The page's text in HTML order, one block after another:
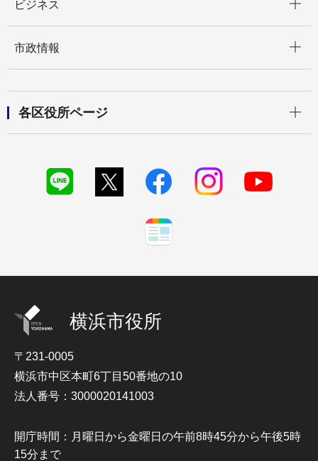
ビジネス
市政情報
各区役所ページ
横浜市役所
〒231-0005
横浜市中区本町6丁目50番地の10
法人番号：3000020141003
開庁時間：月曜日から金曜日の午前8時45分から午後5時
15分まで